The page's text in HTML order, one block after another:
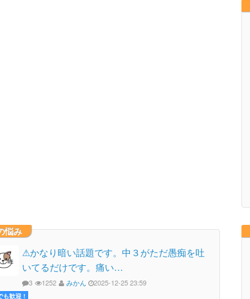
悩み
⚠かなり暗い話題です。中３がただ愚痴を吐
いてるだけです。痛い…
3 1252 みかん 2025-12-25 23:59
も歓迎 !